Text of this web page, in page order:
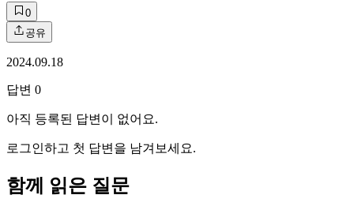
0
공유
2024.09.18
답변 0
아직 등록된 답변이 없어요.
로그인하고 첫 답변을 남겨보세요.
함께 읽은 질문